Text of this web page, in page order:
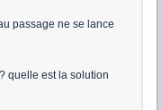
passage ne se lance
quelle est la solution